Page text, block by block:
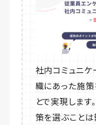
社内コミュニケ
織にあった施
とで実現します
策を選ぶことは